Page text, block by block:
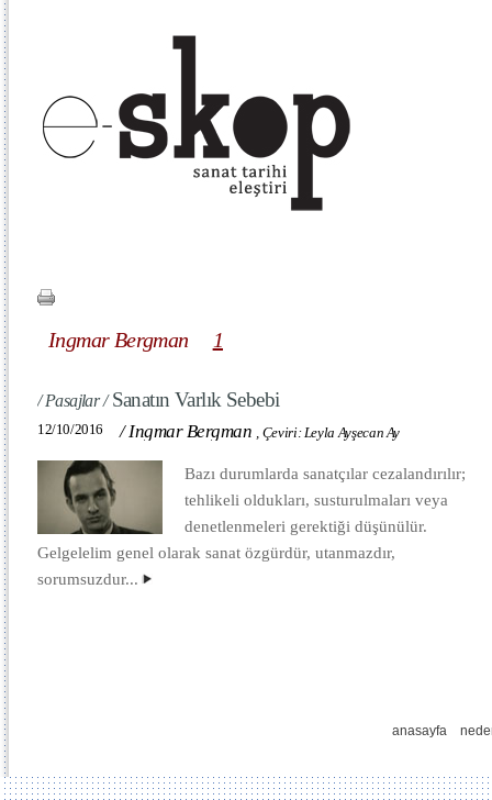
Ingmar Bergman 1
/ Pasajlar /Sanatın Varlık Sebebi
12/10/2016 /Ingmar Bergman , Çeviri: Leyla Ayşecan Ay
Bazı durumlarda sanatçılar cezalandırılır;
tehlikeli oldukları, susturulmaları veya
denetlenmeleri gerektiği düşünülür.
Gelgelelim genel olarak sanat özgürdür, utanmazdır,
sorumsuzdur...
anasayfa